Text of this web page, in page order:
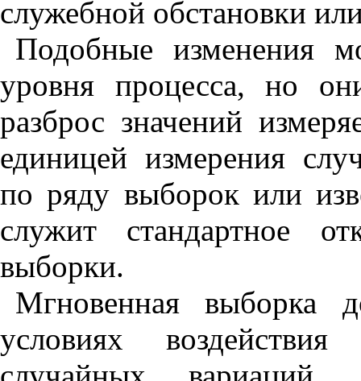
служебной обстановки
Подобные изменения
уровня процесса, но
разброс значений
единицей измерения
по ряду выборок или
служит стандартное
выборки.
Мгновенная выборка
условиях